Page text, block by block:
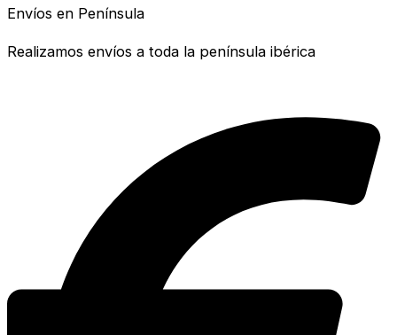
Envíos en Península
Realizamos envíos a toda la península ibérica